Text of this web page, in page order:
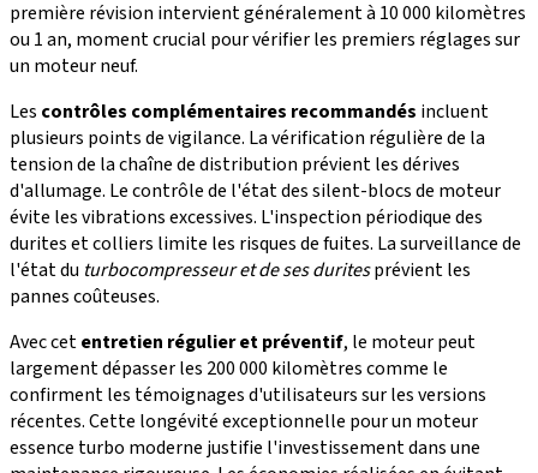
première révision intervient généralement à 10 000 kilomètres
ou 1 an, moment crucial pour vérifier les premiers réglages sur
un moteur neuf.
Les contrôles complémentaires recommandés incluent
plusieurs points de vigilance. La vérification régulière de la
tension de la chaîne de distribution prévient les dérives
d'allumage. Le contrôle de l'état des silent-blocs de moteur
évite les vibrations excessives. L'inspection périodique des
durites et colliers limite les risques de fuites. La surveillance de
l'état du turbocompresseur et de ses duritesprévient les
pannes coûteuses.
Avec cetentretien régulier et préventif, le moteur peut
largement dépasser les 200 000 kilomètres comme le
confirment les témoignages d'utilisateurs sur les versions
récentes. Cette longévité exceptionnelle pour un moteur
essence turbo moderne justifie l'investissement dans une